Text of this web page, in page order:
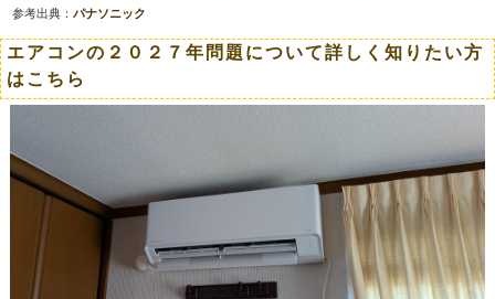
参考出典：パナソニック
エアコンの２０２７年問題について詳しく知りたい方
はこちら